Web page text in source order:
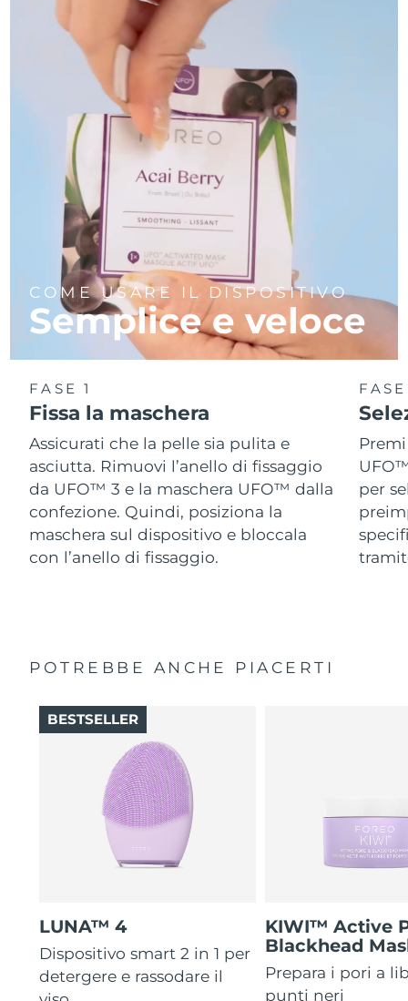
COME USARE IL DISPOSITIVO
Semplice e veloce
FASE 1
Fissa la maschera
Assicurati che la pelle sia pulita e
asciutta. Rimuovi l’anello di fissaggio
da UFO™ 3 e la maschera UFO™ dalla
confezione. Quindi, posiziona la
maschera sul dispositivo e bloccala
con l’anello di fissaggio.
per
POTREBBE ANCHE PIACERTI
LUNA™ 4
Dispositivo smart 2 in 1 per
detergere e rassodare il
BESTSELLER
KIWI™ Active
Blackhead
Prepara i pori a
punti neri